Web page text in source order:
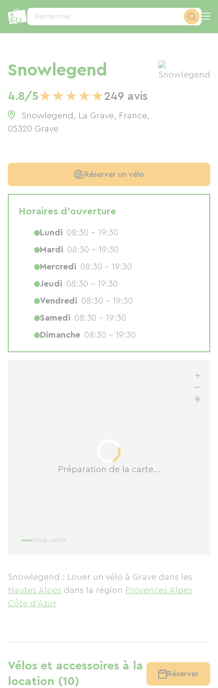
Recherche...
Snowlegend
4.8/5★★★★★249 avis
Snowlegend, La Grave, France,
05320 Grave
Préparation de la carte...
Voie verte
Snowlegend : Louer un vélo à Grave dans les
Hautes Alpes dans la région Provences Alpes
Côte d'Azur
Vélos et accessoires à la
location (10)
Réserver
Réserver un vélo
Horaires d'ouverture
Lundi 08:30 - 19:30
Mardi 08:30 - 19:30
Mercredi 08:30 - 19:30
Jeudi 08:30 - 19:30
Vendredi 08:30 - 19:30
Samedi 08:30 - 19:30
Dimanche 08:30 - 19:30
Panneau de gestion des cookies